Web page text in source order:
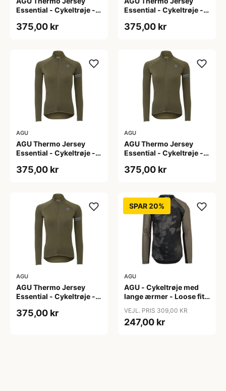
Essential - Cykeltrøje -
L
375,00 kr
Essential - Cykeltrøje -
M
375,00 kr
AGU
AGU Thermo Jersey
Essential - Cykeltrøje -
S
375,00 kr
AGU
AGU Thermo Jersey
Essential - Cykeltrøje -
XL
375,00 kr
AGU
AGU Thermo Jersey
Essential - Cykeltrøje -
XXL
375,00 kr
SPAR 20%
AGU
AGU - Cykeltrøje med
lange ærmer - Loose fit -
VEJL. PRIS 309,00 KR
247,00 kr